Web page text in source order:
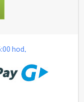
hod .